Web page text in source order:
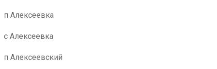
п Алексеевка
с Алексеевка
п Алексеевский